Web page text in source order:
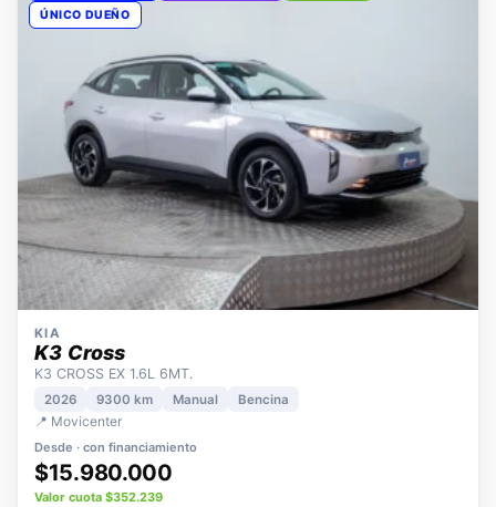
KIA SEMINUEVOS
KIA
K3 Cross
K3 CROSS EX 1.6L 6MT.
2026 9300 km
📍 Movicenter
Desde · con financiamiento
$15.980.000